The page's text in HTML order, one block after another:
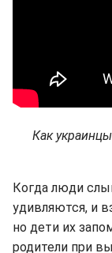
Как
Когда люди
удивляются, и
но дети их
родители при